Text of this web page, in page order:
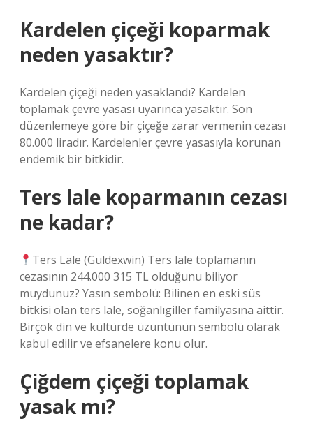
Kardelen çiçeği koparmak
neden yasaktır?
Kardelen çiçeği neden yasaklandı? Kardelen
toplamak çevre yasası uyarınca yasaktır. Son
düzenlemeye göre bir çiçeğe zarar vermenin cezası
80.000 liradır. Kardelenler çevre yasasıyla korunan
endemik bir bitkidir.
Ters lale koparmanın cezası
ne kadar?
Ters Lale (Guldexwin) Ters lale toplamanın
cezasının 244.000 315 TL olduğunu biliyor
muydunuz? Yasın sembolü: Bilinen en eski süs
bitkisi olan ters lale, soğanlıgiller familyasına aittir.
Birçok din ve kültürde üzüntünün sembolü olarak
kabul edilir ve efsanelere konu olur.
Çiğdem çiçeği toplamak
yasak mı?